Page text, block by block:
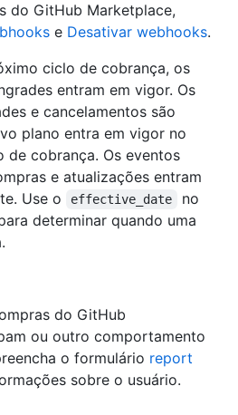
do GitHub Marketplace,
e Desativar webhooks.
ciclo de cobrança, os
entram em vigor. Os
e cancelamentos são
plano entra em vigor no
cobrança. Os eventos
e atualizações entram
Use o
effective_date
no
determinar quando uma
do GitHub
ou outro comportamento
o formulário report
sobre o usuário.